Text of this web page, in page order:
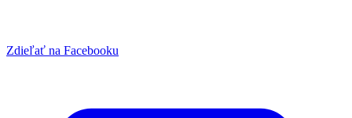
Zdieľať na Facebooku